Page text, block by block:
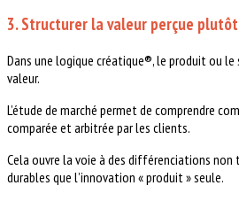
3. Structurer la valeur perçue
Dans une logique créatique®, le produit ou le
valeur.
L’étude de marché permet de comprendre
comparée et arbitrée par les clients.
Cela ouvre la voie à des différenciations
durables que l’innovation « produit » seule.